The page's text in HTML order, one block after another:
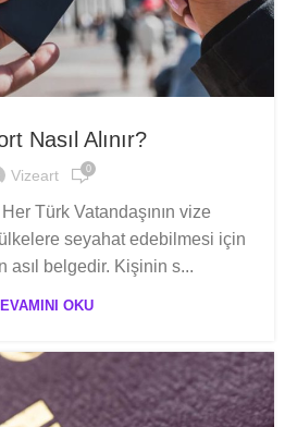
Nasıl Alınır?
Vizeart 0
Türk Vatandaşının vize
seyahat edebilmesi için
asıl belgedir. Kişinin s...
OKU